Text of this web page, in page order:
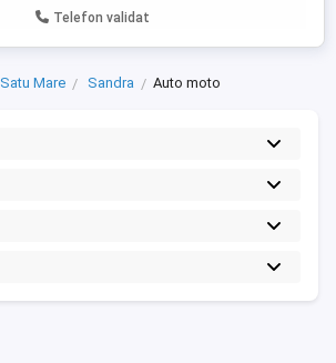
Telefon validat
Satu Mare Sandra Auto moto